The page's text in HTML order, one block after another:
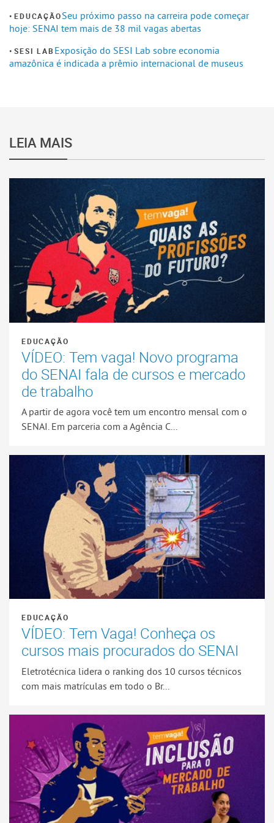
EDUCAÇÃOSeu próximo passo na carreira pode começar
hoje: SENAI tem mais de 38 mil vagas abertas
SESI LAB Exposição do SESI Lab sobre economia
amazônica é indicada a prêmio internacional de museus
LEIA MAIS
EDUCAÇÃO
VÍDEO: Tem vaga! Novo programa
do SENAI fala de cursos e mercado
de trabalho
A partir de agora você tem um encontro mensal com o
SENAI. Em parceria com a Agência C...
EDUCAÇÃO
VÍDEO: Tem Vaga! Conheça os
cursos mais procurados do SENAI
Eletrotécnica lidera o ranking dos 10 cursos técnicos
com mais matrículas em todo o Br...